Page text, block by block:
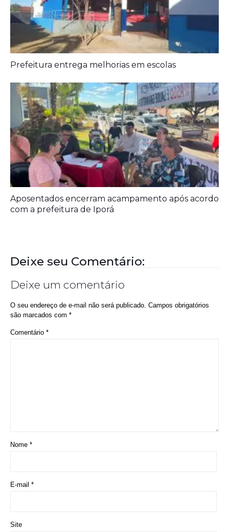
Prefeitura entrega melhorias em escolas
Aposentados encerram acampamento após acordo
com a prefeitura de Iporá
Deixe seu Comentário:
Deixe um comentário
O seu endereço de e-mail não será publicado. Campos obrigatórios
são marcados com *
Comentário *
Nome *
E-mail *
Site